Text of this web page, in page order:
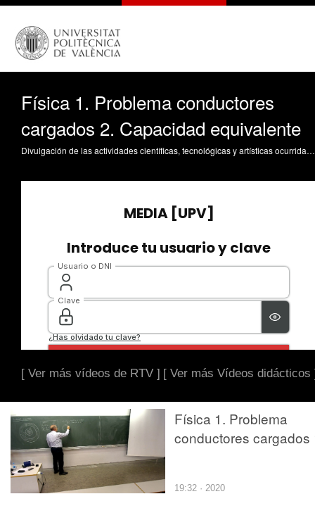
Física 1. Problema conductores
cargados 2. Capacidad equivalente
Divulgación de las actividades científicas, tecnológicas y artísticas ocurridas en los tres campus de la UPV
[ Ver más vídeos de RTV ] [ Ver más Vídeos didácticos
Física 1. Problema
conductores cargados
19:32 · 2020